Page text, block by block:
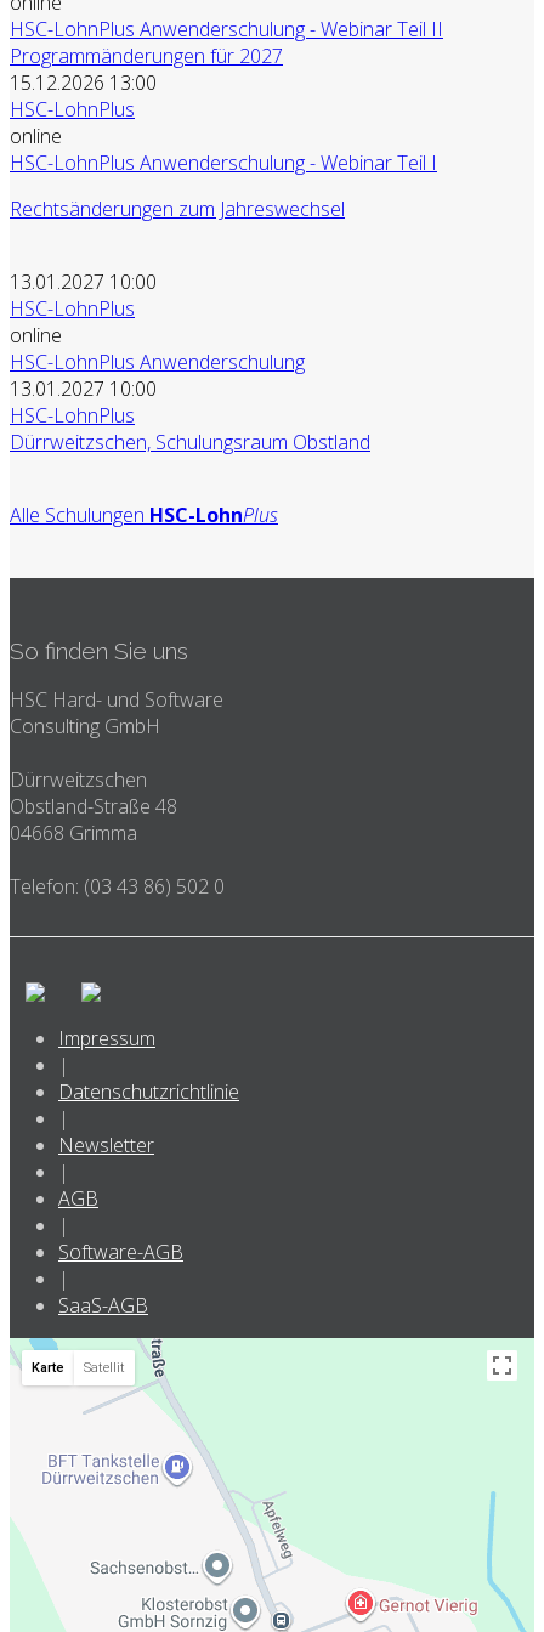
HSC-LohnPlus Anwenderschulung - Webinar Teil II
Programmänderungen für 2027
15.12.2026 13:00
HSC-LohnPlus
online
HSC-LohnPlus Anwenderschulung - Webinar Teil I
Rechtsänderungen zum Jahreswechsel
13.01.2027 10:00
HSC-LohnPlus
online
HSC-LohnPlus Anwenderschulung
13.01.2027 10:00
HSC-LohnPlus
Dürrweitzschen, Schulungsraum Obstland
Alle Schulungen HSC-LohnPlus
So finden Sie uns
HSC Hard- und Software
Consulting GmbH
Dürrweitzschen
Obstland-Straße 48
04668 Grimma
Telefon: (03 43 86) 502 0
Impressum
|
Datenschutzrichtlinie
|
Newsletter
|
AGB
|
Software-AGB
|
SaaS-AGB
Karte Satellit